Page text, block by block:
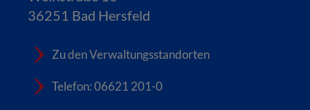
36251 Bad Hersfeld
Zu den Verwaltungsstandorten
Telefon: 06621 201-0